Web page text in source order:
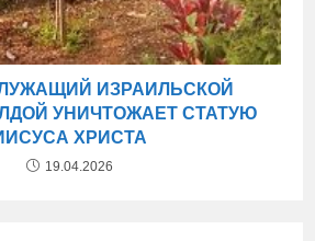
ИЗРАИЛЬСКОЙ
УНИЧТОЖАЕТ СТАТУЮ
ХРИСТА
19.04.2026